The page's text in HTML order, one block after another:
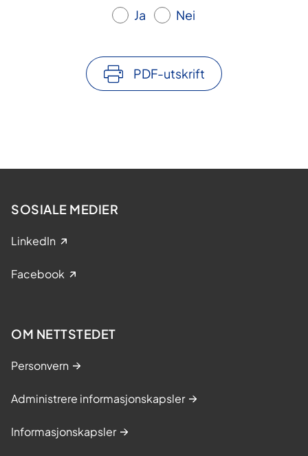
Ja Nei
PDF-utskrift
SOSIALE MEDIER
LinkedIn
Facebook
OM NETTSTEDET
Personvern
Administrere informasjonskapsler
Informasjonskapsler